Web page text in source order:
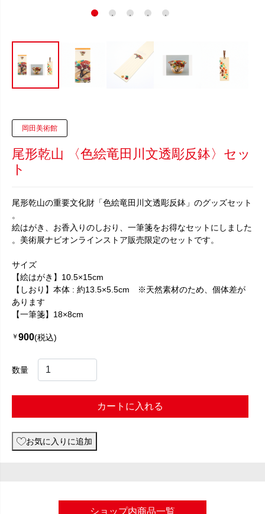
岡田美術館
尾形乾山 〈色絵竜田川文透彫反鉢〉セッ
ト
尾形乾山の重要文化財「色絵竜田川文透彫反鉢」のグッズセット
。
絵はがき、お香入りのしおり、一筆箋をお得なセットにしました
。美術展ナビオンラインストア販売限定のセットです。
サイズ
【絵はがき】10.5×15cm
【しおり】本体 : 約13.5×5.5cm ※天然素材のため、個体差が
あります
【一筆箋】18×8cm
￥900(税込)
数量
カートに入れる
お気に入りに追加
ショップ内商品一覧